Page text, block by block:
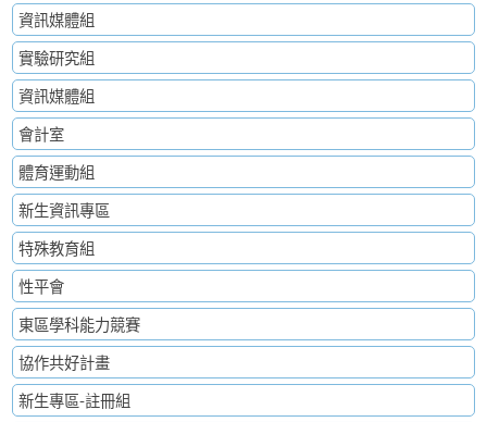
資訊媒體組
實驗研究組
資訊媒體組
會計室
體育運動組
新生資訊專區
特殊教育組
性平會
東區學科能力競賽
協作共好計畫
新生專區-註冊組